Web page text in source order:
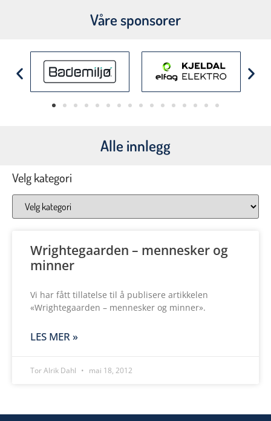
Våre sponsorer
Alle innlegg
Velg kategori
Wrightegaarden – mennesker og
minner
Vi har fått tillatelse til å publisere artikkelen
«Wrightegaarden – mennesker og minner».
LES MER »
Tor Alrik Dahl mai 18, 2012